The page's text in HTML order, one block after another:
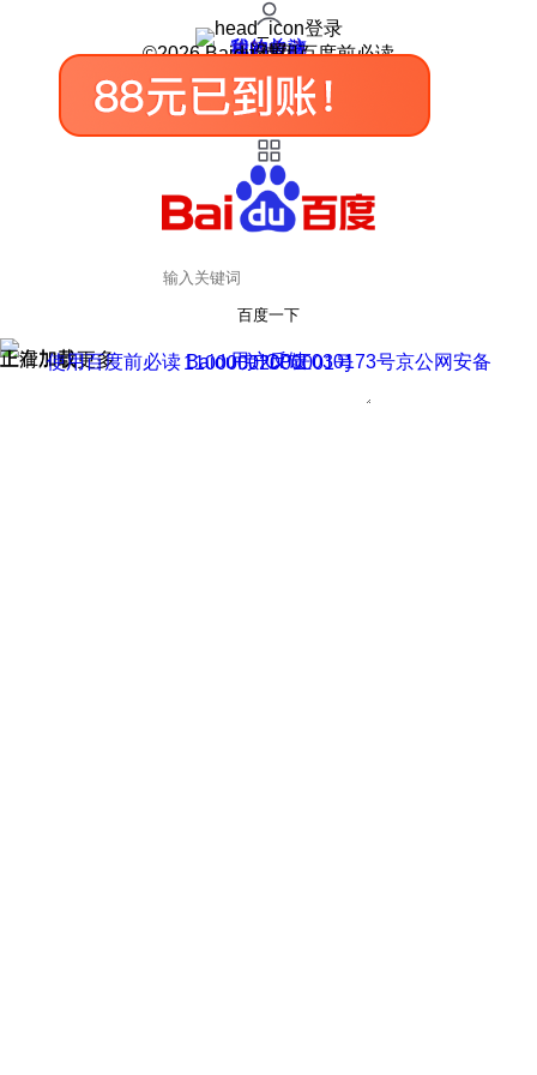
登录
我的关注
我的收藏
皮肤中心
用户反馈
设置
©2026 Baidu 使用百度前必读
百度一下
正在加载
上滑加载更多 用户反馈
使用百度前必读 Baidu 京ICP证030173号
京公网安备11000002000001号